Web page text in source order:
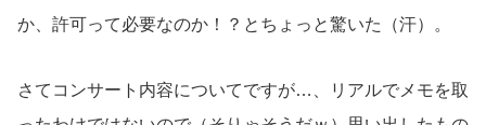
か、許可って必要なのか！？とちょっと驚いた（汗）。
さてコンサート内容についてですが…、リアルでメモを取